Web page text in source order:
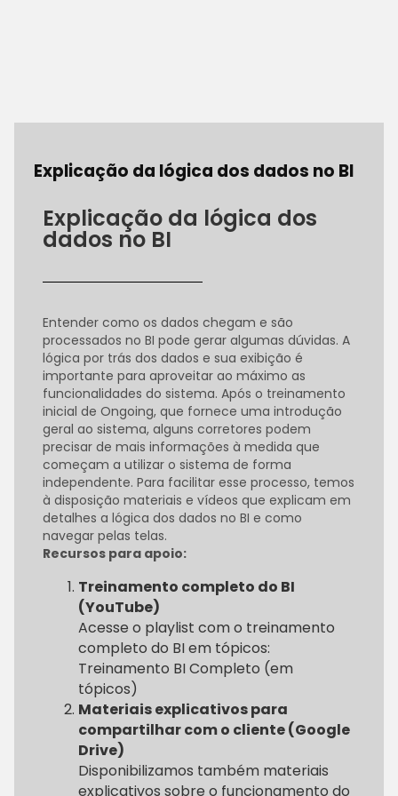
Explicação da lógica dos dados no BI
Explicação da lógica dos
dados no BI
Entender como os dados chegam e são
processados no BI pode gerar algumas dúvidas. A
lógica por trás dos dados e sua exibição é
importante para aproveitar ao máximo as
funcionalidades do sistema. Após o treinamento
inicial de Ongoing, que fornece uma introdução
geral ao sistema, alguns corretores podem
precisar de mais informações à medida que
começam a utilizar o sistema de forma
independente. Para facilitar esse processo, temos
à disposição materiais e vídeos que explicam em
detalhes a lógica dos dados no BI e como
navegar pelas telas.
Recursos para apoio:
Treinamento completo do BI
(YouTube)
Acesse o playlist com o treinamento
completo do BI em tópicos:
Treinamento BI Completo (em
tópicos)
Materiais explicativos para
compartilhar com o cliente (Google
Drive)
Disponibilizamos também materiais
explicativos sobre o funcionamento do